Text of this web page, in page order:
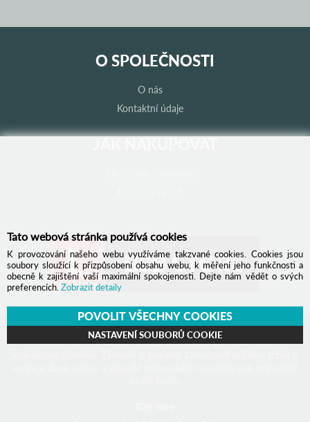
O SPOLEČNOSTI
O nás
Kontaktní údaje
Podle zákona o evidenci tržeb je prodávající povinen vystavit
Tato webová stránka používá cookies
K provozování našeho webu využíváme takzvané cookies. Cookies jsou
soubory sloužící k přizpůsobení obsahu webu, k měření jeho funkčnosti a
obecně k zajištění vaší maximální spokojenosti. Dejte nám vědět o svých
preferencích. Zobrazit detaily
NASTAVENÍ SOUBORŮ COOKIE
POVOLIT VŠECHNY COOKIES